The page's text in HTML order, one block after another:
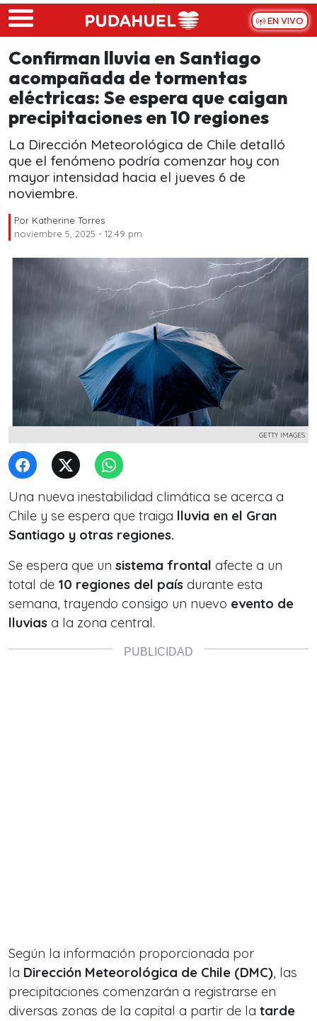
Skip to main content
EN VIVO
Confirman lluvia en Santiago
acompañada de tormentas
eléctricas: Se espera que caigan
precipitaciones en 10 regiones
La Dirección Meteorológica de Chile detalló
que el fenómeno podría comenzar hoy con
mayor intensidad hacia el jueves 6 de
noviembre.
Por Katherine Torres
noviembre 5, 2025 - 12:49 pm
GETTY IMAGES
Una nueva inestabilidad climática se acerca a
Chile y se espera que traiga lluvia en el Gran
Santiago y otras regiones.
Se espera que un sistema frontal afecte a un
total de 10 regiones del país durante esta
semana, trayendo consigo un nuevo evento de
lluvias a la zona central.
Según la información proporcionada por
la Dirección Meteorológica de Chile (DMC), las
precipitaciones comenzarán a registrarse en
diversas zonas de la capital a partir de la tarde